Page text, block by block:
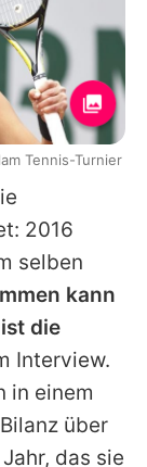
2016
selben
kann
die
Interview.
in einem
über
das sie
Tennis-Turnier